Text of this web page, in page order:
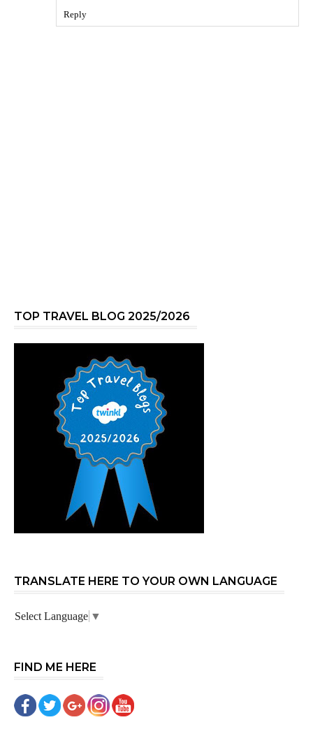
Reply
TOP TRAVEL BLOG 2025/2026
TRANSLATE HERE TO YOUR OWN LANGUAGE
Select Language ▼
FIND ME HERE